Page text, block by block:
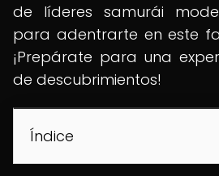
de líderes samurái
para adentrarte en este
¡Prepárate para una
de descubrimientos!
Índice